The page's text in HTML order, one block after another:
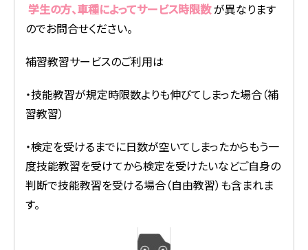
学生の方、車種によってサービス時限数が異なります
のでお問合せください。
補習教習サービスのご利用は
・技能教習が規定時限数よりも伸びてしまった場合（補
習教習）
・検定を受けるまでに日数が空いてしまったからもう一
度技能教習を受けてから検定を受けたいなどご自身の
判断で技能教習を受ける場合（自由教習）も含まれま
す。